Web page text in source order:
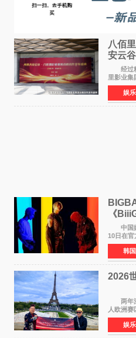
八佰
安云谷
经过精
里影业集
安云谷盛
&CEO
光明区文
娱
《
界巡
中国娱乐
10日在
《BiiiG
合出道
大""宏大
韩
2026
两年深
人欧洲
越多国文
2026 世
落地，是
娱